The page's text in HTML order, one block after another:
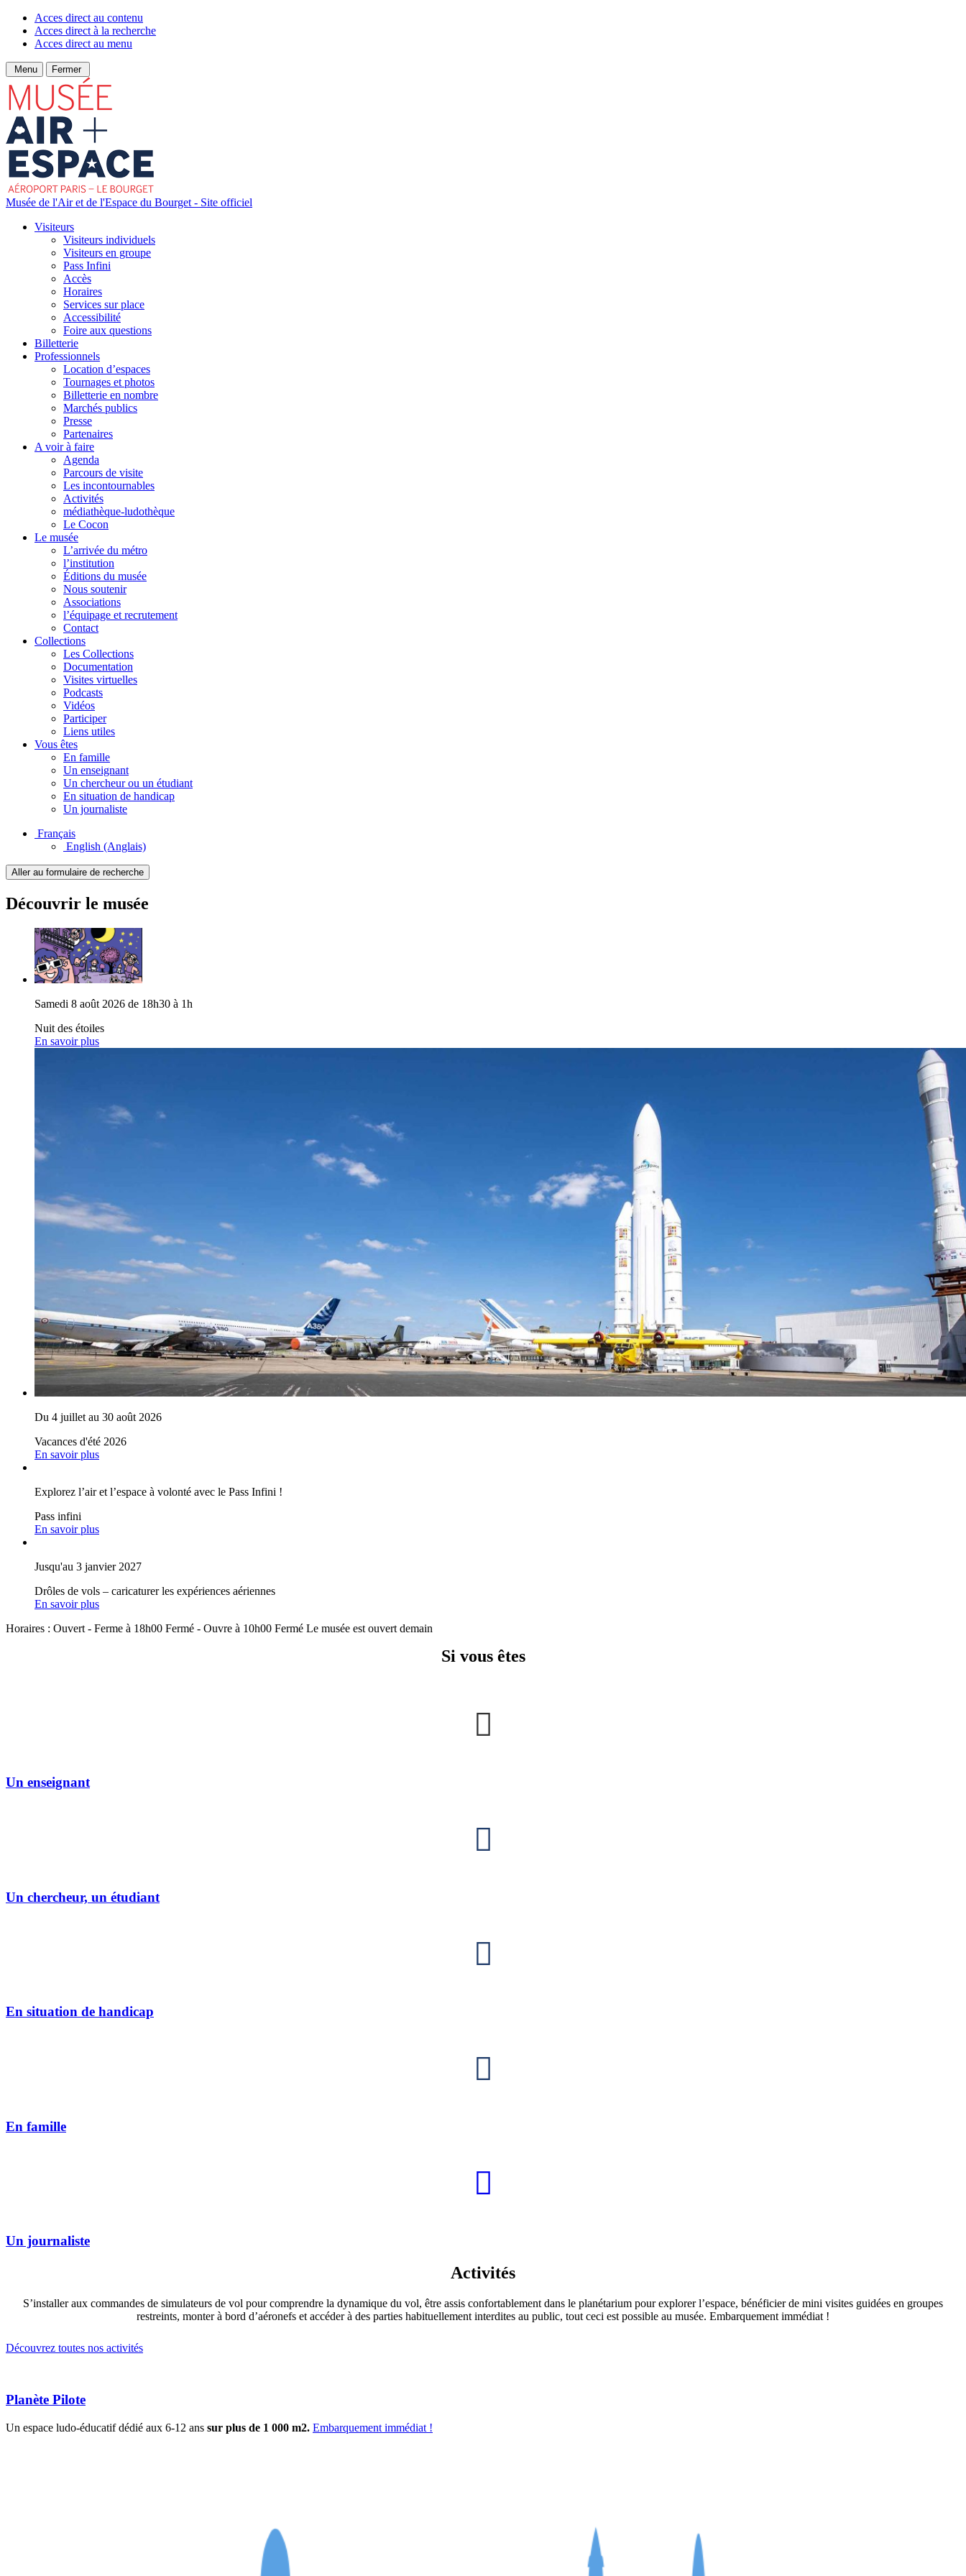
Acces direct au contenu
Acces direct à la recherche
Acces direct au menu
Menu Fermer
Musée de l'Air et de l'Espace du Bourget - Site officiel
Visiteurs
Visiteurs individuels
Visiteurs en groupe
Pass Infini
Accès
Horaires
Services sur place
Accessibilité
Foire aux questions
Billetterie
Professionnels
Location d’espaces
Tournages et photos
Billetterie en nombre
Marchés publics
Presse
Partenaires
A voir à faire
Agenda
Parcours de visite
Les incontournables
Activités
médiathèque-ludothèque
Le Cocon
Le musée
L’arrivée du métro
l’institution
Éditions du musée
Nous soutenir
Associations
l’équipage et recrutement
Contact
Collections
Les Collections
Documentation
Visites virtuelles
Podcasts
Vidéos
Participer
Liens utiles
Vous êtes
En famille
Un enseignant
Un chercheur ou un étudiant
En situation de handicap
Un journaliste
Français
English (Anglais)
Aller au formulaire de recherche
Découvrir le musée
Samedi 8 août 2026 de 18h30 à 1h
Nuit des étoiles
En savoir plus
Du 4 juillet au 30 août 2026
Vacances d'été 2026
En savoir plus
Explorez l’air et l’espace à volonté avec le Pass Infini !
Pass infini
En savoir plus
Jusqu'au 3 janvier 2027
Drôles de vols – caricaturer les expériences aériennes
En savoir plus
Horaires : Ouvert- Ferme à 18h00 Fermé - Ouvre à 10h00 Fermé Le musée est ouvert demain
Si vous êtes
Un enseignant
Un chercheur, un étudiant
En situation de handicap
En famille
Un journaliste
Activités
S’installer aux commandes de simulateurs de vol pour comprendre la dynamique du vol, être assis confortablement dans le planétarium pour explorer l’espace, bénéficier de mini visites guidées en groupes
restreints, monter à bord d’aéronefs et accéder à des parties habituellement interdites au public, tout ceci est possible au musée. Embarquement immédiat !
Découvrez toutes nos activités
Planète Pilote
Un espace ludo-éducatif dédié aux 6-12 ans sur plus de 1 000 m2. Embarquement immédiat !